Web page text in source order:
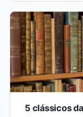
5 clássicos